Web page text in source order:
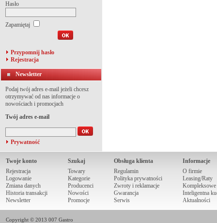
Hasło
Zapamiętaj
Przypomnij hasło
Rejestracja
Newsletter
Podaj twój adres e-mail jeżeli chcesz
otrzymywać od nas informacje o
nowościach i promocjach
Twój adres e-mail
Prywatność
Twoje konto
Rejestracja
Logowanie
Zmiana danych
Historia transakcji
Newsletter
Szukaj
Towary
Kategorie
Producenci
Nowości
Promocje
Obsługa klienta
Regulamin
Polityka prywatności
Zwroty i reklamacje
Gwarancja
Serwis
Informacje
O firmie
Leasing/Raty
Kompleksowe
Inteligentna
Aktualności
Copyright © 2013 007 Gastro